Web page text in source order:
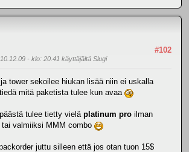
#102
- klo: 20.41 käyttäjältä Slugi
tower sekoilee hiukan lisää niin ei uskalla
mitä paketista tulee kun avaa
tulee tietty vielä platinum pro ilman
tai valmiiksi MMM combo
juttu silleen että jos otan tuon 15$